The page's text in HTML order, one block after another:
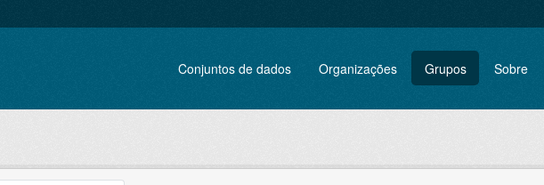
Conjuntos de dados Organizações Grupos Sobre